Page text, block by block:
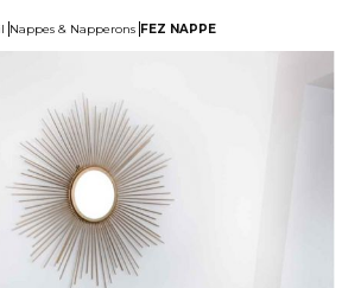
charcutier, traiteur
& hôtellerie
Nappes & Napperons FEZ NAPPE